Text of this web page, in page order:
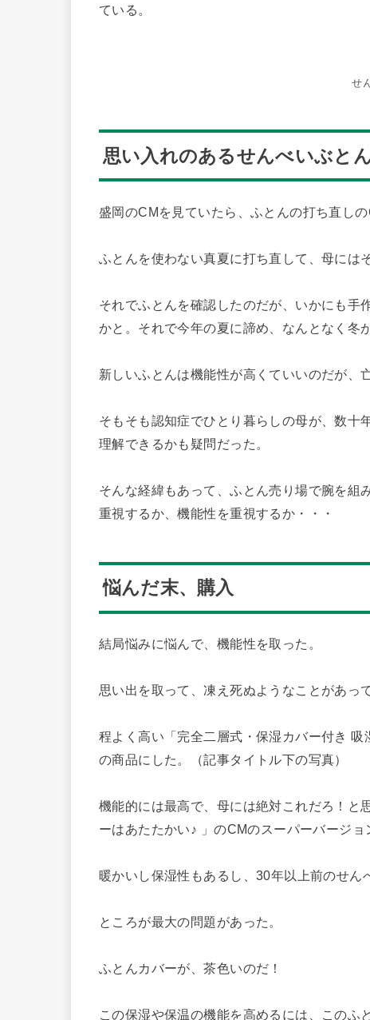
ている。
せ
思い入れのあるせんべいぶと
盛岡のCMを見ていたら、ふとんの打ち直しの
ふとんを使わない真夏に打ち直して、母には
それでふとんを確認したのだが、いかにも手
かと。それで今年の夏に諦め、なんとなく冬
新しいふとんは機能性が高くていいのだが、
そもそも認知症でひとり暮らしの母が、数十
理解できるかも疑問だった。
そんな経緯もあって、ふとん売り場で腕を組
重視するか、機能性を重視するか・・・
悩んだ末、購入
結局悩みに悩んで、機能性を取った。
思い出を取って、凍え死ぬようなことがあっ
程よく高い「完全二層式・保湿カバー付き
の商品にした。（記事タイトル下の写真）
機能的には最高で、母には絶対これだろ！と
ーはあたたかい♪ 」のCMのスーパーバージョ
暖かいし保湿性もあるし、30年以上前のせん
ところが最大の問題があった。
ふとんカバーが、茶色いのだ！
この保湿や保温の機能を高めるには、このふ